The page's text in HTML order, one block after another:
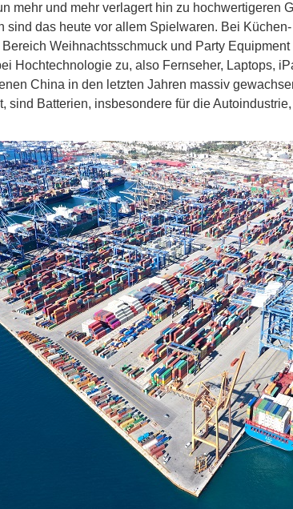
mehr und mehr verlagert hin zu hochwertigeren
sind das heute vor allem Spielwaren. Bei
Weihnachtsschmuck und Party
Hochtechnologie zu, also Fernseher, Laptops,
China in den letzten Jahren massiv
sind Batterien, insbesondere für die